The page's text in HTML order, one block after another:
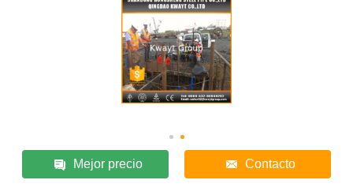
Mejor precio Contacto